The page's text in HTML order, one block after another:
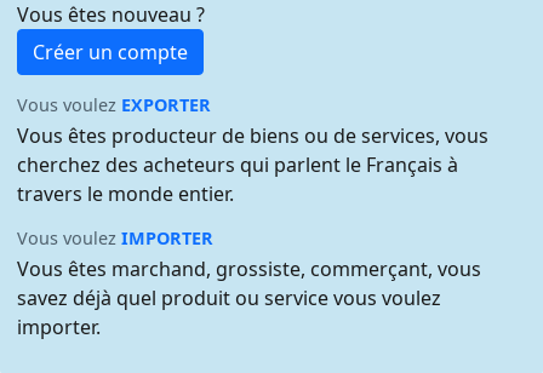
Vous êtes nouveau ?
Créer un compte
Vous voulez EXPORTER
Vous êtes producteur de biens ou de services, vous
cherchez des acheteurs qui parlent le Français à
travers le monde entier.
Vous voulezIMPORTER
Vous êtes marchand, grossiste, commerçant, vous
savez déjà quel produit ou service vous voulez
importer.